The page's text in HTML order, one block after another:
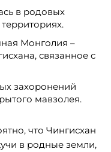
в родовых
Монголия –
связанное с
захоронений
мавзолея.
что Чингисхан
в родные земли,